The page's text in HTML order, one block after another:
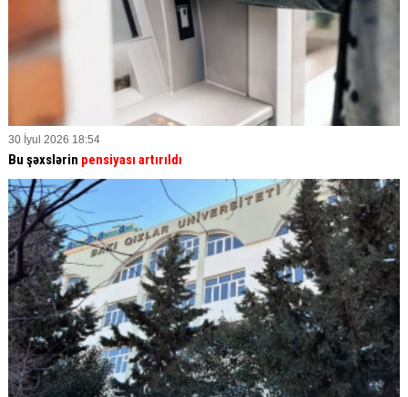
30 İyul 2026 18:54
Bu şəxslərin pensiyası artırıldı